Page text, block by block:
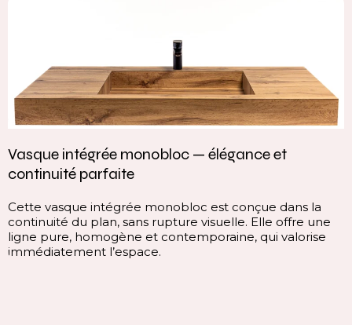
Vasque intégrée monobloc — élégance et
continuité parfaite
Cette vasque intégrée monobloc est conçue dans la
continuité du plan, sans rupture visuelle. Elle offre une
ligne pure, homogène et contemporaine, qui valorise
immédiatement l’espace.